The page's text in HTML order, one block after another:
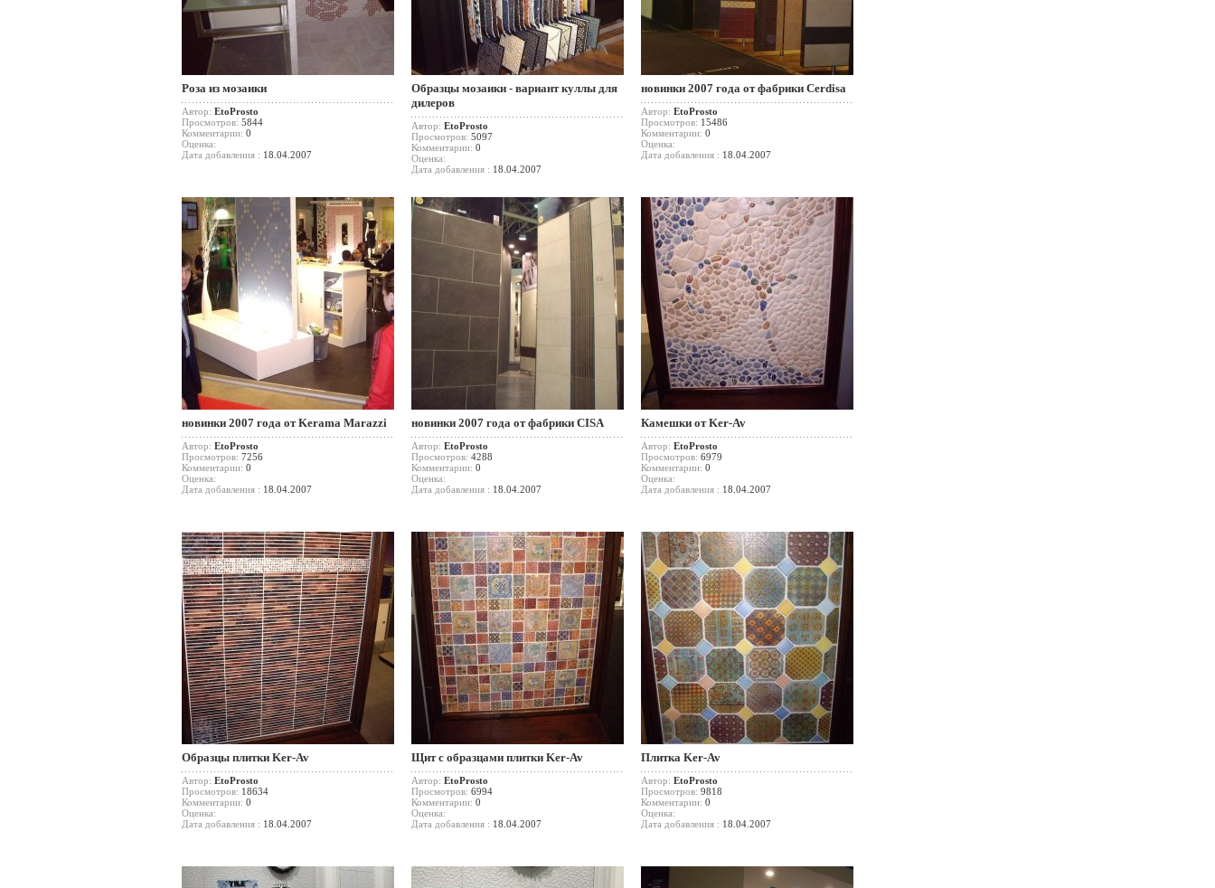
Роза из мозаики
Автор: EtoProsto
Просмотров: 5844
Комментарии: 0
Оценка:
Дата добавления : 18.04.2007
Образцы мозаики - вариант куллы для
дилеров
Автор: EtoProsto
Просмотров: 5097
Комментарии: 0
Оценка:
Дата добавления : 18.04.2007
новинки 2007 года от фабрики Cerdisa
Автор: EtoProsto
Просмотров: 15486
Комментарии: 0
Оценка:
Дата добавления : 18.04.2007
новинки 2007 года от Kerama Marazzi
Автор: EtoProsto
Просмотров: 7256
Комментарии: 0
Оценка:
Дата добавления : 18.04.2007
новинки 2007 года от фабрики CISA
Автор: EtoProsto
Просмотров: 4288
Комментарии: 0
Оценка:
Дата добавления : 18.04.2007
Камешки от Ker-Av
Автор: EtoProsto
Просмотров: 6979
Комментарии: 0
Оценка:
Дата добавления : 18.04.2007
Образцы плитки Ker-Av
Автор: EtoProsto
Просмотров: 18634
Комментарии: 0
Оценка:
Дата добавления : 18.04.2007
Щит с образцами плитки Ker-Av
Автор: EtoProsto
Просмотров: 6994
Комментарии: 0
Оценка:
Дата добавления : 18.04.2007
Плитка Ker-Av
Автор: EtoProsto
Просмотров: 9818
Комментарии: 0
Оценка:
Дата добавления : 18.04.2007